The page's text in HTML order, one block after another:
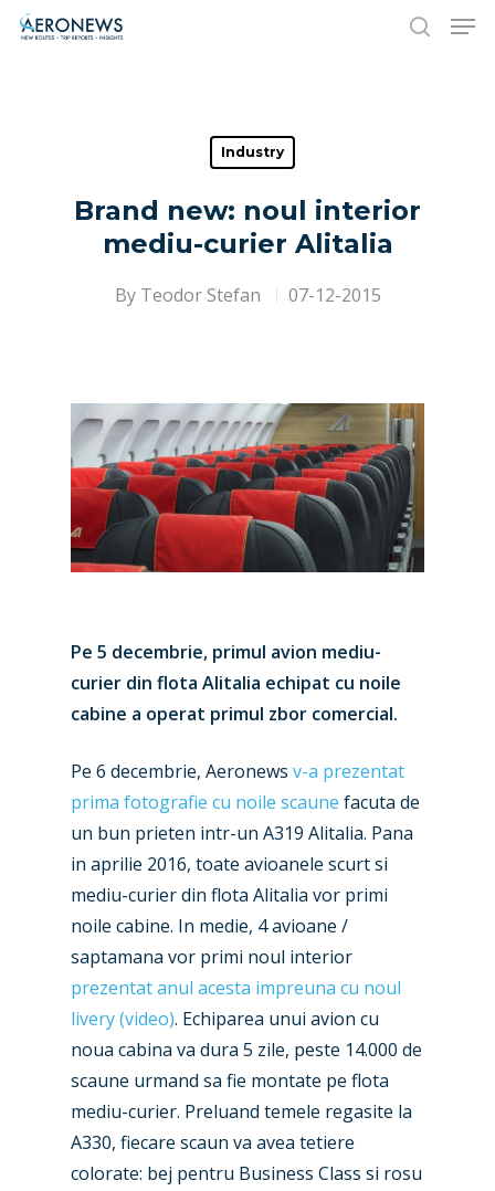
Hit enter to search or ESC to close
Industry
Brand new: noul interior
mediu-curier Alitalia
By Teodor Stefan 07-12-2015
Pe 5 decembrie, primul avion mediu-
curier din flota Alitalia echipat cu noile
cabine a operat primul zbor comercial.
Pe 6 decembrie, Aeronews v-a prezentat
prima fotografie cu noile scaune facuta de
un bun prieten intr-un A319 Alitalia. Pana
in aprilie 2016, toate avioanele scurt si
mediu-curier din flota Alitalia vor primi
noile cabine. In medie, 4 avioane /
saptamana vor primi noul interior
prezentat anul acesta impreuna cu noul
livery (video). Echiparea unui avion cu
noua cabina va dura 5 zile, peste 14.000 de
scaune urmand sa fie montate pe flota
mediu-curier. Preluand temele regasite la
A330, fiecare scaun va avea tetiere
colorate: bej pentru Business Class si rosu
New Routes